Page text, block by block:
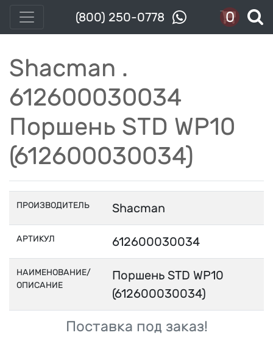
(800) 250-0778 0
Shacman .
612600030034
Поршень STD WP10
(612600030034)
ПРОИЗВОДИТЕЛЬ Shacman
АРТИКУЛ 612600030034
НАИМЕНОВАНИЕ/
ОПИСАНИЕ
Поршень STD WP10
(612600030034)
Поставка под заказ!